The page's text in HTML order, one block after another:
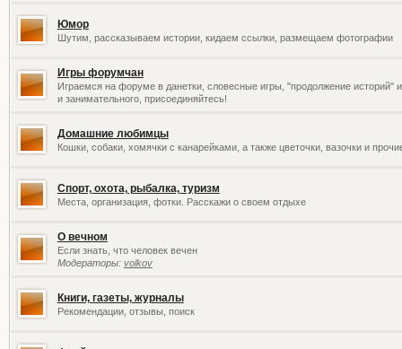
Юмор
Шутим, рассказываем истории, кидаем ссылки, размещаем фотографии
Игры форумчан
Играемся на форуме в данетки, словесные игры, "продолжение историй"
и занимательного, присоединяйтесь!
Домашние любимцы
Кошки, собаки, хомячки с канарейками, а также цветочки, вазочки и
Спорт, охота, рыбалка, туризм
Места, организация, фотки. Расскажи о своем отдыхе
О вечном
Если знать, что человек вечен
Модераторы: volkov
Книги, газеты, журналы
Рекомендации, отзывы, поиск